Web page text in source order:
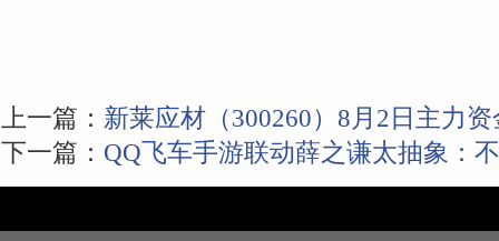
上一篇： 新莱应材（300260）8月2日主力
下一篇： QQ飞车手游联动薛之谦太抽象：